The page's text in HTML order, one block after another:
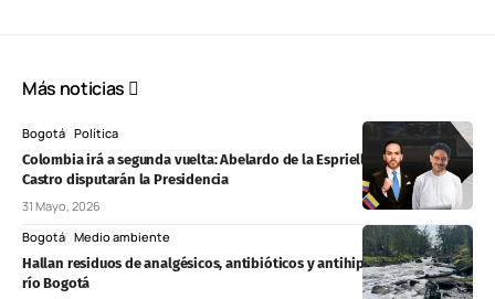
Más noticias
Bogotá Política
Colombia irá a segunda vuelta: Abelardo de la Espriella e Iván Cepeda
Castro disputarán la Presidencia
31 Mayo, 2026
Bogotá Medio ambiente
Hallan residuos de analgésicos, antibióticos y antihipertensivos en el
río Bogotá